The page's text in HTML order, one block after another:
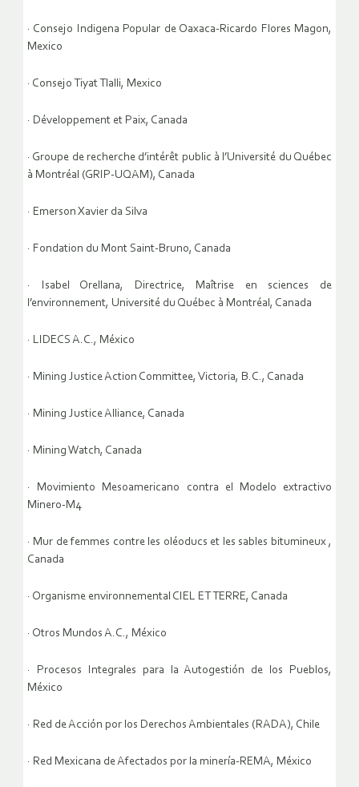
· Consejo Indigena Popular de Oaxaca-Ricardo Flores Magon,
Mexico
· Consejo Tiyat Tlalli, Mexico
· Développement et Paix, Canada
· Groupe de recherche d’intérêt public à l’Université du Québec
à Montréal (GRIP-UQAM), Canada
· Emerson Xavier da Silva
· Fondation du Mont Saint-Bruno, Canada
· Isabel Orellana, Directrice, Maîtrise en sciences de
l’environnement, Université du Québec à Montréal, Canada
· LIDECS A.C., México
· Mining Justice Action Committee, Victoria, B.C., Canada
· Mining Justice Alliance, Canada
· Mining Watch, Canada
· Movimiento Mesoamericano contra el Modelo extractivo
Minero-M4
· Mur de femmes contre les oléoducs et les sables bitumineux ,
Canada
· Organisme environnemental CIEL ET TERRE, Canada
· Otros Mundos A.C., México
· Procesos Integrales para la Autogestión de los Pueblos,
México
· Red de Acción por los Derechos Ambientales (RADA), Chile
· Red Mexicana de Afectados por la minería-REMA, México